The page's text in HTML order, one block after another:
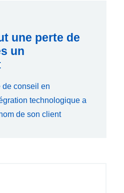
une perte de
un
de conseil en
technologique a
de son client